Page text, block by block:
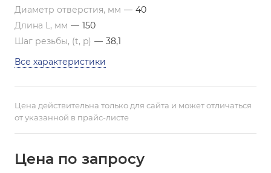
Диаметр отверстия, мм — 40
Длина L, мм — 150
Шаг резьбы, (t, p) — 38,1
Все характеристики
Цена действительна только для сайта и может отличаться
от указанной в прайс-листе
Цена по запросу